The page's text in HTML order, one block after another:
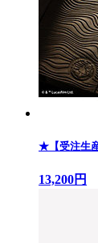
★【受注生
13,200円